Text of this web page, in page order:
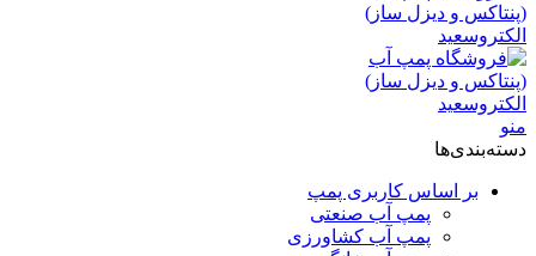
منو
دسته‌بندی‌ها
بر اساس کاربری پمپ
پمپ آب صنعتی
پمپ آب کشاورزی